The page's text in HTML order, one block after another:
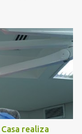
para a área
a efetuar
no local. Outras
momento, não
de saúde dos
atenderam a
perícia. Até a
realiza